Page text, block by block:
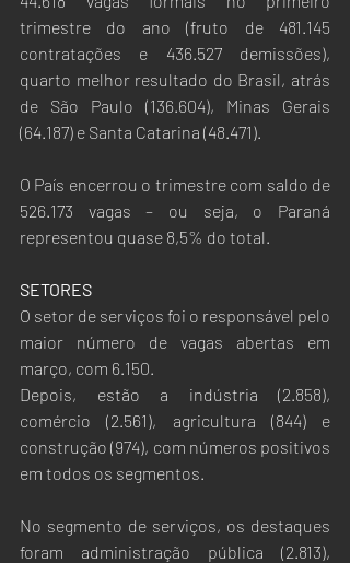
trimestre do ano (fruto de 481.145
contratações e 436.527 demissões),
quarto melhor resultado do Brasil, atrás
de São Paulo (136.604), Minas Gerais
(64.187) e Santa Catarina (48.471).
O País encerrou o trimestre com saldo de
526.173 vagas – ou seja, o Paraná
representou quase 8,5% do total.
SETORES
O setor de serviços foi o responsável pelo
maior número de vagas abertas em
março, com 6.150.
Depois, estão a indústria (2.858),
comércio (2.561), agricultura (844) e
construção (974), com números positivos
em todos os segmentos.
No segmento de serviços, os destaques
foram administração pública (2.813),